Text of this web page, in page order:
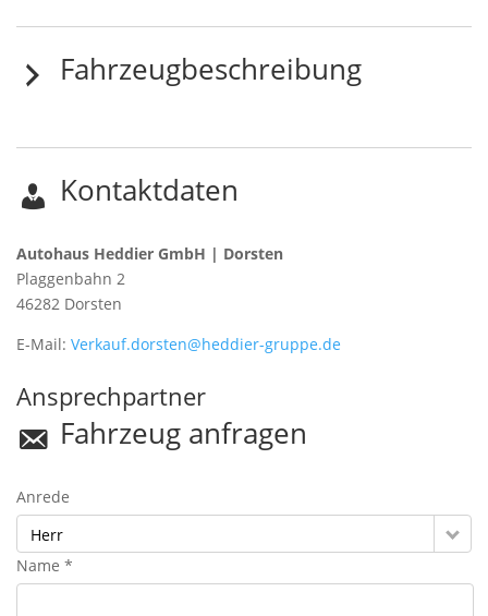
Fahrzeugbeschreibung
Kontaktdaten
Autohaus Heddier GmbH | Dorsten
Plaggenbahn 2
46282 Dorsten
E-Mail: Verkauf.dorsten@heddier-gruppe.de
Ansprechpartner
Fahrzeug anfragen
Anrede
Herr
Name *